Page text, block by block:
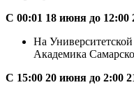
С 00:01 18 июня до
На
Академика
С 15:00 20 июня до 2:00